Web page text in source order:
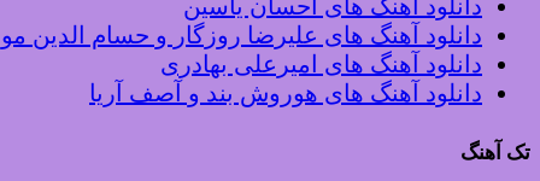
دانلود آهنگ های احسان یاسین
دانلود آهنگ های علیرضا روزگار و حسام الدین
دانلود آهنگ های امیرعلی بهادری
دانلود آهنگ های هوروش بند و آصف آریا
تک آهنگ